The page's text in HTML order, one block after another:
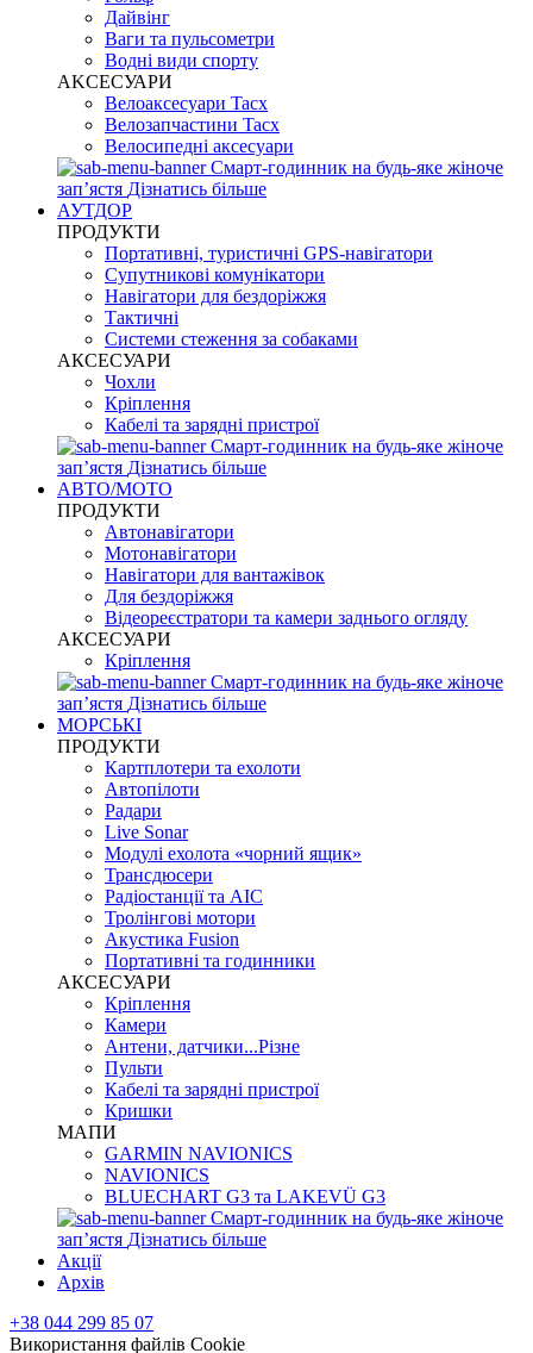
Дайвінг
Ваги та пульсометри
Водні види спорту
AKCЕСУАРИ
Велоаксесуари Tacx
Велозапчастини Tacx
Велосипедні аксесуари
Смарт-годинник на будь-яке жіноче
запʼястя Дізнатись більше
АУТДОР
ПРОДУКТИ
Портативні, туристичні GPS-навігатори
Супутникові комунікатори
Навігатори для бездоріжжя
Тактичні
Системи стеження за собаками
АКСЕСУАРИ
Чохли
Кріплення
Кабелі та зарядні пристрої
Смарт-годинник на будь-яке жіноче
запʼястя Дізнатись більше
АВТО/МОТО
ПРОДУКТИ
Автонавігатори
Мотонавігатори
Навігатори для вантажівок
Для бездоріжжя
Відеореєстратори та камери заднього огляду
АКСЕСУАРИ
Кріплення
Смарт-годинник на будь-яке жіноче
запʼястя Дізнатись більше
МОРСЬКІ
ПРОДУКТИ
Картплотери та ехолоти
Автопілоти
Радари
Live Sonar
Модулі ехолота «чорний ящик»
Трансдюсери
Радіостанції та АІС
Тролінгові мотори
Акустика Fusion
Портативні та годинники
АКСЕСУАРИ
Кріплення
Камери
Антени, датчики...Різне
Пульти
Кабелі та зарядні пристрої
Кришки
МАПИ
GARMIN NAVIONICS
NAVIONICS
BLUECHART G3 та LAKEVÜ G3
Смарт-годинник на будь-яке жіноче
запʼястя Дізнатись більше
Акції
Архів
+38 044 299 85 07
Використання файлів Cookie